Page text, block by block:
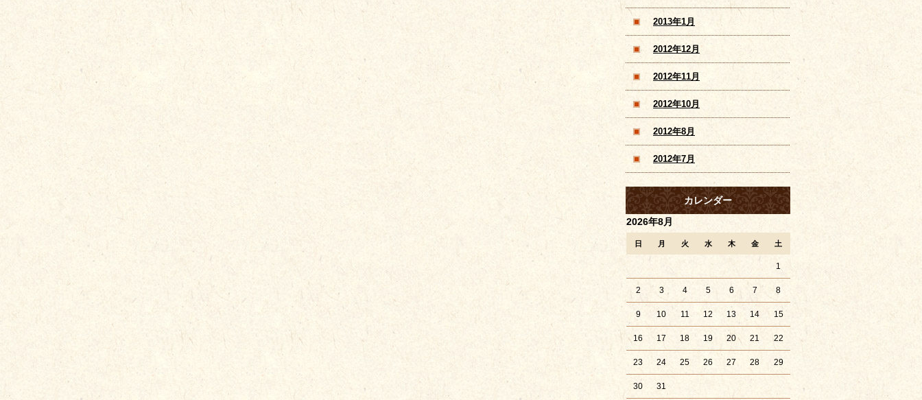
2013年1月
2012年12月
2012年11月
2012年10月
2012年8月
2012年7月
カレンダー
2026年8月
日 月 火 水 木 金 土
1
2 3 4 5 6 7 8
9 10 11 12 13 14 15
16 17 18 19 20 21 22
23 24 25 26 27 28 29
30 31